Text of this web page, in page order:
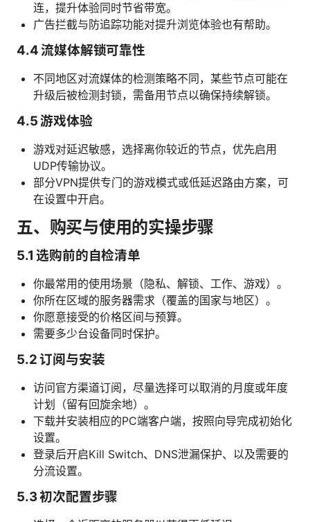
连，提升体验同时节省带宽。
广告拦截与防追踪功能对提升浏览体验也有帮助。
4.4 流媒体解锁可靠性
不同地区对流媒体的检测策略不同，某些节点可能在
升级后被检测封锁，需备用节点以确保持续解锁。
4.5 游戏体验
游戏对延迟敏感，选择离你较近的节点，优先启用
UDP传输协议。
部分VPN提供专门的游戏模式或低延迟路由方案，可
在设置中开启。
五、购买与使用的实操步骤
5.1 选购前的自检清单
你最常用的使用场景（隐私、解锁、工作、游戏）。
你所在区域的服务器需求（覆盖的国家与地区）。
你愿意接受的价格区间与预算。
需要多少台设备同时保护。
5.2 订阅与安装
访问官方渠道订阅，尽量选择可以取消的月度或年度
计划（留有回旋余地）。
下载并安装相应的PC端客户端，按照向导完成初始化
设置。
登录后开启Kill Switch、DNS泄漏保护、以及需要的
分流设置。
5.3 初次配置步骤